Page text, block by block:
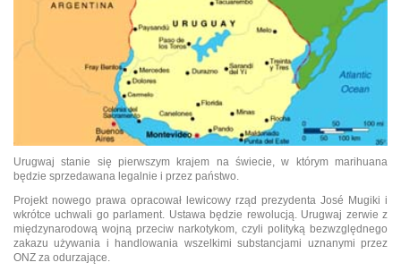
Urugwaj stanie się pierwszym krajem na świecie, w którym marihuana
będzie sprzedawana legalnie i przez państwo.
Projekt nowego prawa opracował lewicowy rząd prezydenta José Mugiki i
wkrótce uchwali go parlament. Ustawa będzie rewolucją. Urugwaj zerwie z
międzynarodową wojną przeciw narkotykom, czyli polityką bezwzględnego
zakazu używania i handlowania wszelkimi substancjami uznanymi przez
ONZ za odurzające.